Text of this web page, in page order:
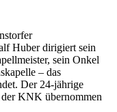
Huber dirigiert sein
sein Onkel
– das
Der 24-jährige
KNK übernommen